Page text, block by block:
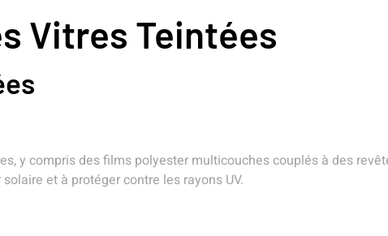
Vitres Teintées
y compris des films polyester multicouches couplés à des
et à protéger contre les rayons UV.